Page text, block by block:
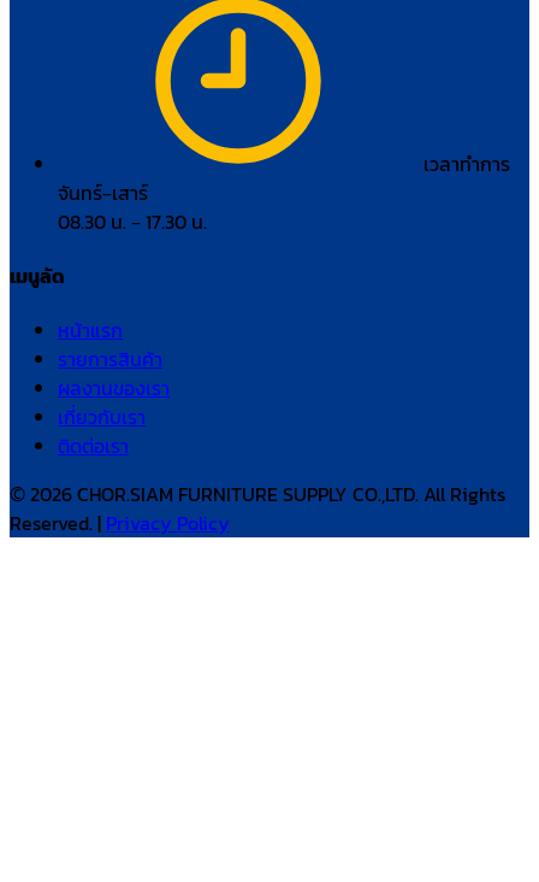
เวลาทำการ
จันทร์–เสาร์
08.30 น. – 17.30 น.
เมนูลัด
หน้าแรก
รายการสินค้า
ผลงานของเรา
เกี่ยวกับเรา
ติดต่อเรา
© 2026 CHOR.SIAM FURNITURE SUPPLY CO.,LTD. All Rights
Reserved. | Privacy Policy